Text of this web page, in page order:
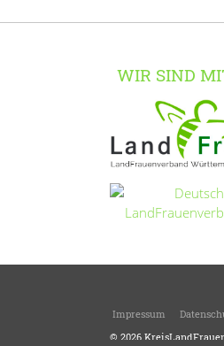
WIR SIND
Impressum
© 2026